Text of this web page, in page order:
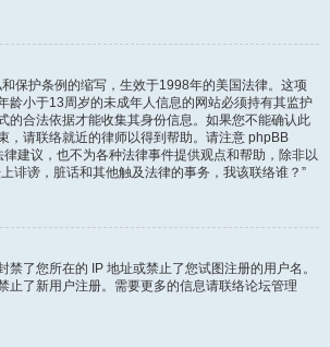
保护条例的缩写，生效于1998年的美国法律。这项
龄小于13周岁的未成年人信息的网站必须持有其监护
的合法依据才能收集其身份信息。如果您不能确认此
，请联络就近的律师以得到帮助。请注意 phpBB
建议，也不为各种法律事件提供观点和帮助，除非以
诽谤，脏话和其他触及法律的事务，我该联络谁？”
禁了您所在的 IP 地址或禁止了您试图注册的用户名。
止了新用户注册。需要更多的信息请联络论坛管理